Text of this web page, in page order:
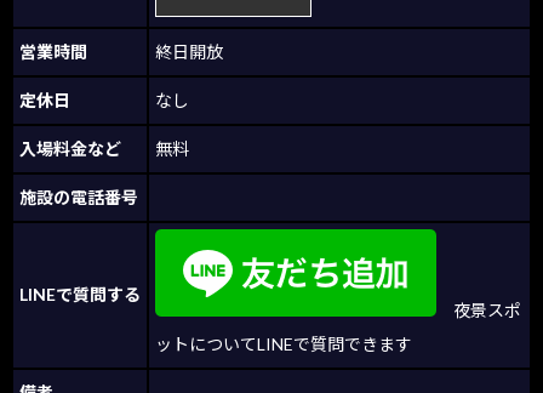
営業時間 終日開放
定休日 なし
入場料金など 無料
施設の電話番号
LINEで質問する
夜景スポ
ットについてLINEで質問できます